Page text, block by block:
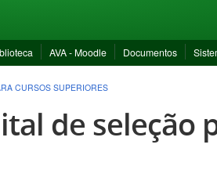
AVA - Moodle Documentos
CURSOS SUPERIORES
de seleção